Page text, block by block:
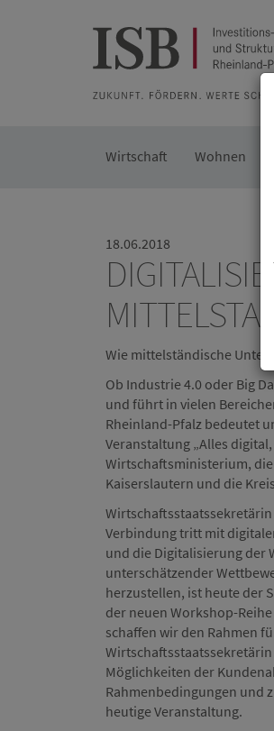
Wirtschaft Wohnen
18.06.2018
Wie mittelständische
Ob Industrie 4.0 oder Big
und führt in vielen
Rheinland-Pfalz bedeutet
Veranstaltung „Alles
Wirtschaftsministerium,
Kaiserslautern und die
Verbindung tritt mit
und die Digitalisierung der
unterschätzender
herzustellen, ist heute der
der neuen Workshop-
schaffen wir den Rahmen
Möglichkeiten der
Rahmenbedingungen und
heutige Veranstaltung.